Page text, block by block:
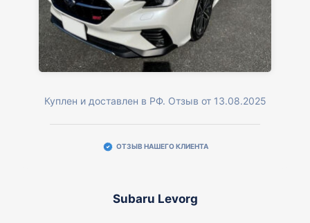
Куплен и доставлен в РФ. Отзыв от 13.08.2025
ОТЗЫВ НАШЕГО КЛИЕНТА
Subaru Levorg